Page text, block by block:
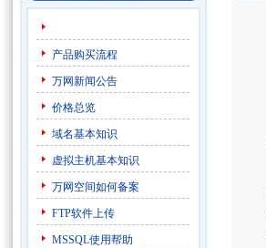
产品购买流程
万网新闻公告
价格总览
域名基本知识
虚拟主机基本知识
万网空间如何备案
FTP软件上传
MSSQL使用帮助